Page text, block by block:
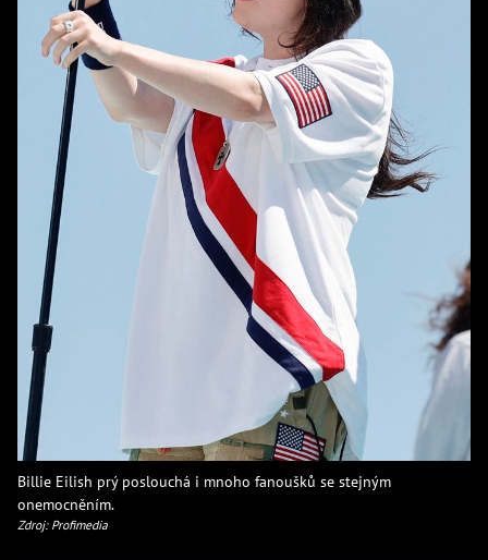
Billie Eilish prý poslouchá i mnoho fanoušků se stejným
onemocněním.
Zdroj: Profimedia